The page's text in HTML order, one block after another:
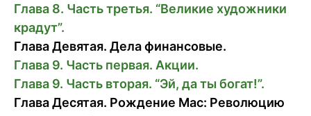
Глава 8. Часть третья. “Великие художники
крадут”.
Глава Девятая. Дела финансовые.
Глава 9. Часть первая. Акции.
Глава 9. Часть вторая. “Эй, да ты богат!”.
Глава Деcятая. Рождение Mac: Революцию